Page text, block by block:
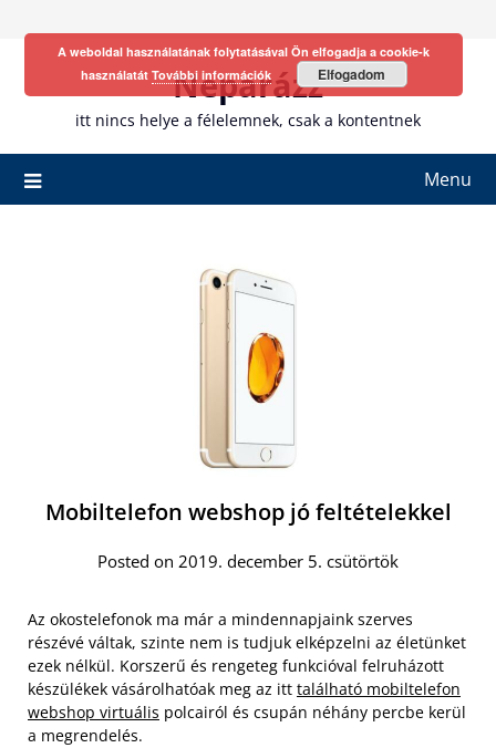
Neparázz
itt nincs helye a félelemnek, csak a kontentnek
Menu
Mobiltelefon webshop jó feltételekkel
Posted on 2019. december 5. csütörtök
Az okostelefonok ma már a mindennapjaink szerves
részévé váltak, szinte nem is tudjuk elképzelni az életünket
ezek nélkül. Korszerű és rengeteg funkcióval felruházott
készülékek vásárolhatóak meg az itt található mobiltelefon
webshop virtuális polcairól és csupán néhány percbe kerül
a megrendelés.
A weboldal használatának folytatásával Ön elfogadja a cookie-k
használatát További információk Elfogadom